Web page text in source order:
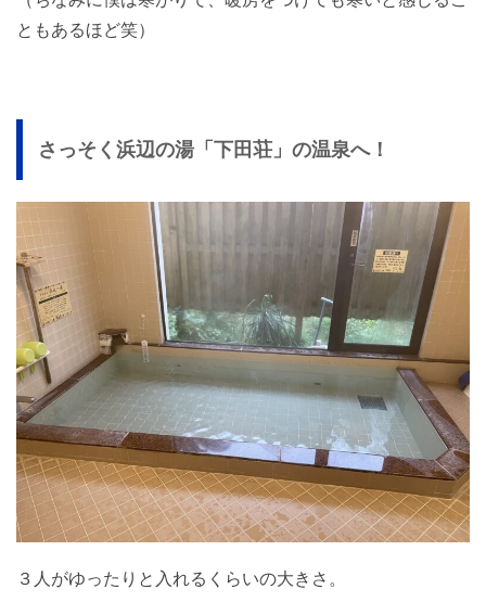
ともあるほど笑）
さっそく浜辺の湯「下田荘」の温泉へ！
３人がゆったりと入れるくらいの大きさ。